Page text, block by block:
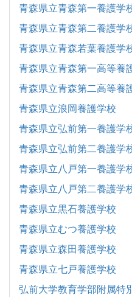
青森県立青森第一養護学
青森県立青森第二養護学
青森県立青森若葉養護学
青森県立青森第一高等養
青森県立青森第二高等養
青森県立浪岡養護学校
青森県立弘前第一養護学
青森県立弘前第二養護学
青森県立八戸第一養護学
青森県立八戸第二養護学
青森県立黒石養護学校
青森県立むつ養護学校
青森県立森田養護学校
青森県立七戸養護学校
弘前大学教育学部附属特